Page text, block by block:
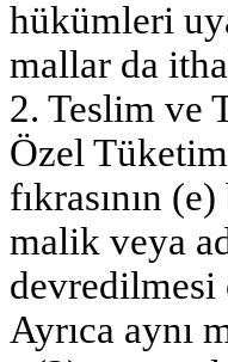
hükümleri
mallar da
2. Teslim ve
Özel
fıkrasının
malik veya
devredilmesi
Ayrıca aynı